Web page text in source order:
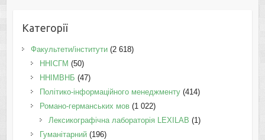
Категорії
Факультети/інститути(2 618)
ННІСГМ (50)
ННІМВНБ (47)
Політико-інформаційного менеджменту(414)
Романо-германських мов(1 022)
Лексикографічна лабораторія LEXILAB (1)
Гуманітарний(196)